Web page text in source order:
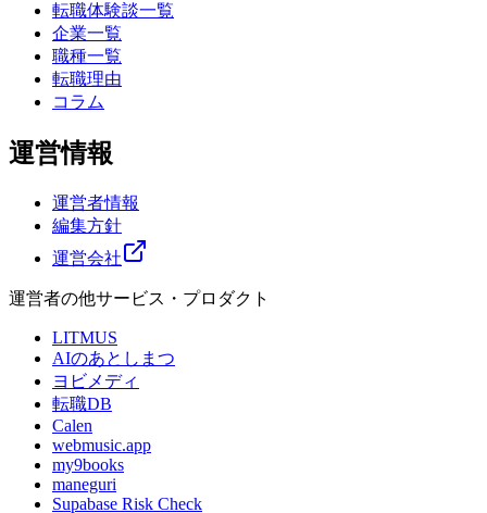
転職体験談一覧
企業一覧
職種一覧
転職理由
コラム
運営情報
運営者情報
編集方針
運営会社
運営者の他サービス・プロダクト
LITMUS
AIのあとしまつ
ヨビメディ
転職DB
Calen
webmusic.app
my9books
maneguri
Supabase Risk Check